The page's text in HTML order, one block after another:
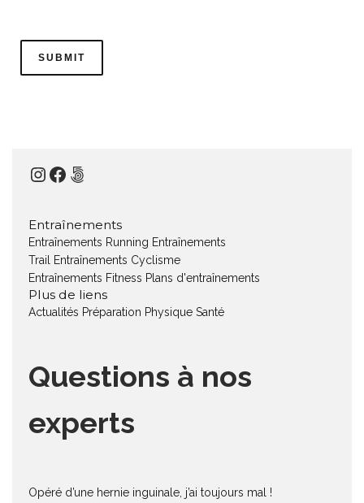
Instagram
Facebook
500px
Entraînements
Entraînements Running Entraînements
Trail
Entraînements Cyclisme
Entraînements Fitness Plans d'entraînements
Plus de liens
Actualités Préparation Physique Santé
Questions à nos
experts
Opéré d’une hernie inguinale, j’ai toujours mal !